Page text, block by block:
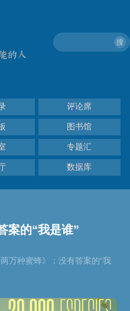
搜
评论席
图书馆
专题汇
数据库
案的“我是谁”
两万种蜜蜂》：没有答案的“我